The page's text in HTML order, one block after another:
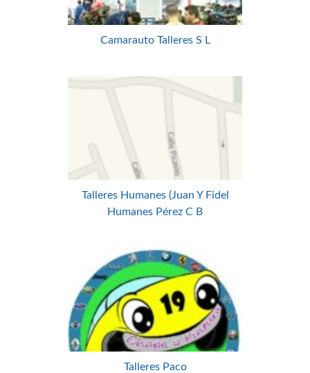
Camarauto Talleres S L
Talleres Humanes (Juan Y Fidel
Humanes Pérez C B
Talleres Paco